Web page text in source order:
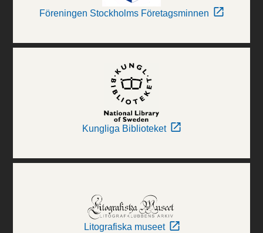
Föreningen Stockholms Företagsminnen
Kungliga Biblioteket
Litografiska museet